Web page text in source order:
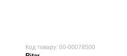
Код товару: 00-00078500